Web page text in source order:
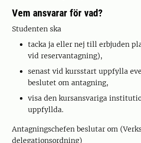
Vem ansvarar för vad?
Studenten ska
tacka ja eller nej till erbjuden
vid reservantagning),
senast vid kursstart uppfylla
beslutet om antagning,
visa den kursansvariga
uppfyllda.
Antagningschefen beslutar om
delegationsordning)